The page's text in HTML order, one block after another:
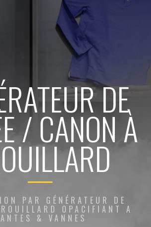
DE
/ CANON À
PAR GÉNÉRATEUR DE
OPACIFIANT A
& VANNES